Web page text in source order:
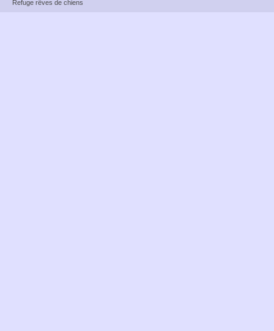
Refuge rêves de chiens